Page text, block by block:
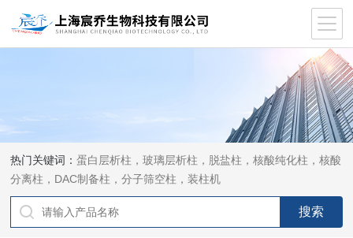
热门关键词：蛋白层析柱，玻璃层析柱，脱盐柱，核酸纯化柱，核酸
分离柱，DAC制备柱，分子筛空柱，装柱机